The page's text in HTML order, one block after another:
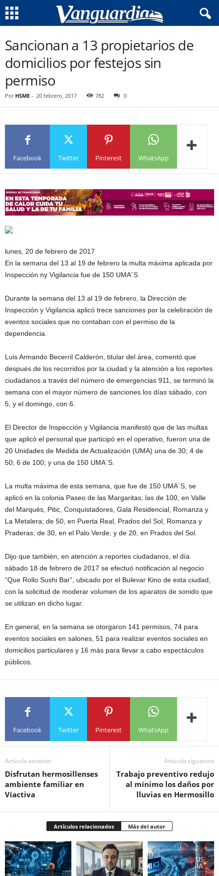
Sancionan a 13 propietarios de
domicilios por festejos sin
permiso
Por HSME - 20 febrero, 2017 782 0
Facebook Twitter Pinterest WhatsApp
lunes, 20 de febrero de 2017
En la semana del 13 al 19 de febrero la multa máxima aplicada por
Inspección ny Vigilancia fue de 150 UMA´S
Durante la semana del 13 al 19 de febrero, la Dirección de
Inspección y Vigilancia aplicó trece sanciones por la celebración de
eventos sociales que no contaban con el permiso de la
dependencia.
Luis Armando Becerril Calderón, titular del área, comentó que
después de los recorridos por la ciudad y la atención a los reportes
ciudadanos a través del número de emergencias 911, se terminó la
semana con el mayor número de sanciones los días sábado, con
5, y el domingo, con 6.
El Director de Inspección y Vigilancia manifestó que de las multas
que aplicó el personal que participó en el operativo, fueron una de
20 Unidades de Medida de Actualización (UMA) una de 30; 4 de
50; 6 de 100; y una de 150 UMA´S.
La multa máxima de esta semana, que fue de 150 UMA´S, se
aplicó en la colonia Paseo de las Margaritas; las de 100, en Valle
del Marqués, Pitic, Conquistadores, Gala Residencial, Romanza y
La Metalera; de 50, en Puerta Real, Prados del Sol, Romanza y
Praderas; de 30, en el Palo Verde; y de 20, en Prados del Sol.
Dijo que también, en atención a reportes ciudadanos, el día
sábado 18 de febrero de 2017 se efectuó notificación al negocio
“Que Rollo Sushi Bar”, ubicado por el Bulevar Kino de esta ciudad,
con la solicitud de moderar volumen de los aparatos de sonido que
se utilizan en dicho lugar.
En general, en la semana se otorgaron 141 permisos, 74 para
eventos sociales en salones, 51 para realizar eventos sociales en
domicilios particulares y 16 más para llevar a cabo espectáculos
públicos.
Facebook Twitter Pinterest WhatsApp
Artículo anterior
Disfrutan hermosillenses
ambiente familiar en
Víactiva
Artículo siguiente
Trabajo preventivo redujo
al mínimo los daños por
lluvias en Hermosillo
Artículos relacionados Más del autor